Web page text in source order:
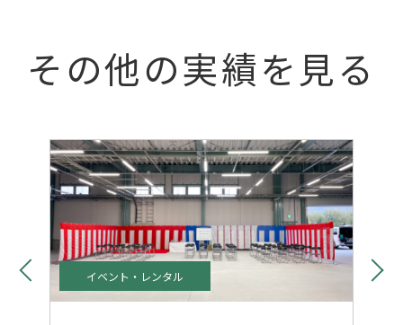
その他の実績を見る
イベント・レンタル